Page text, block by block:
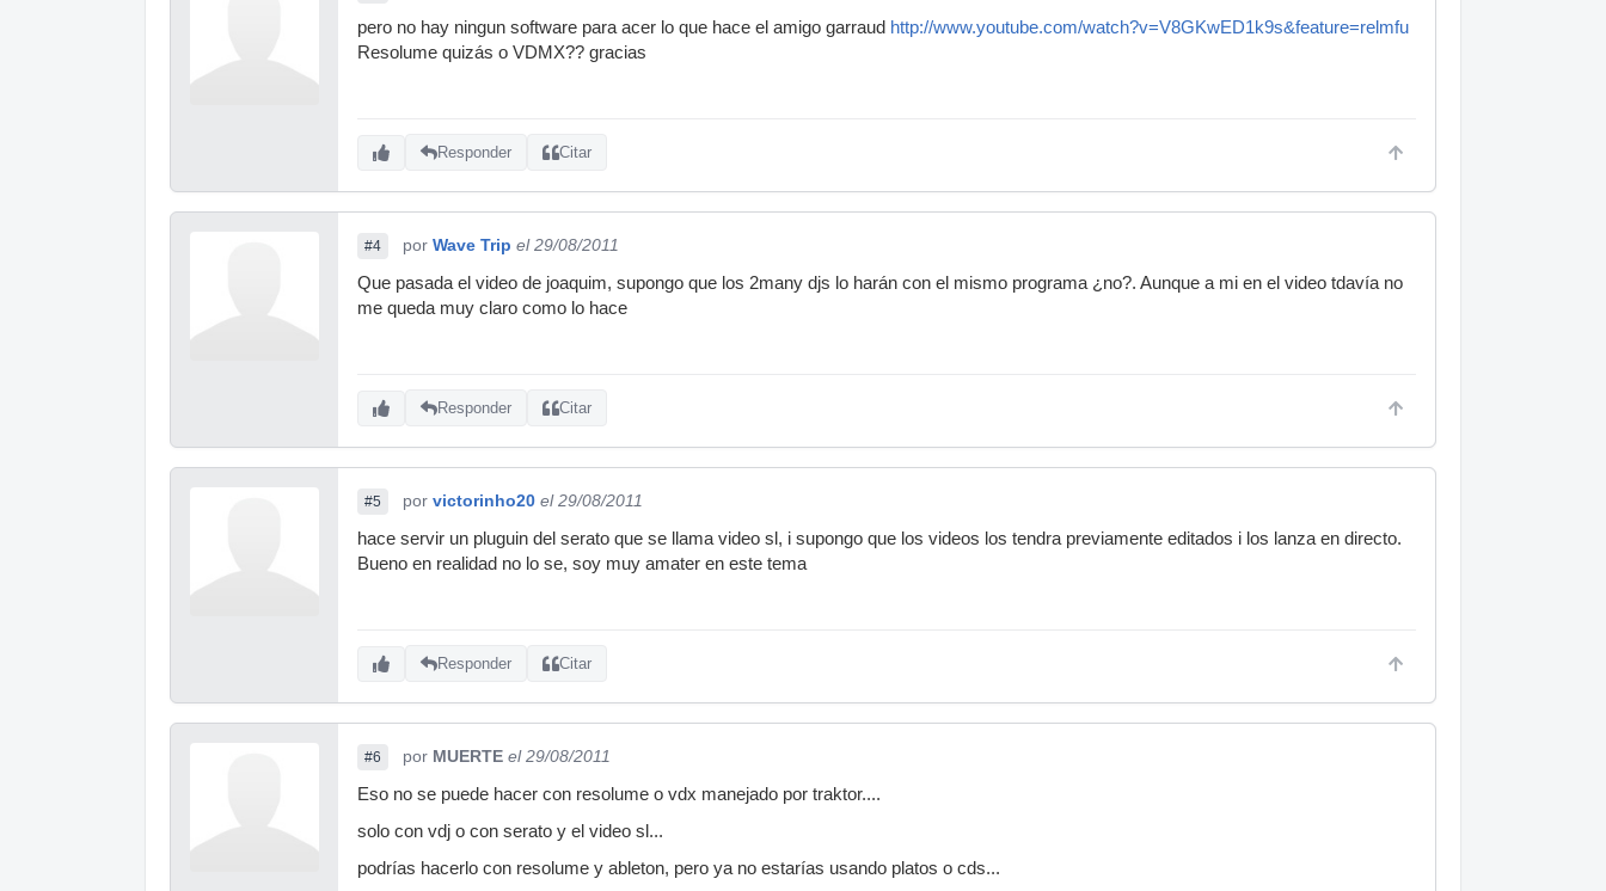
pero no hay ningun software para acer lo que hace el amigo garraud http://www.youtube.com/watch?v=V8GKwED1k9s&feature=relmfu
Resolume quizás o VDMX?? gracias
Responder Citar
#4 por Wave Trip el 29/08/2011
Que pasada el video de joaquim, supongo que los 2many djs lo harán con el mismo programa ¿no?. Aunque a mi en el video tdavía no
me queda muy claro como lo hace
Responder Citar
#5 por victorinho20 el 29/08/2011
hace servir un pluguin del serato que se llama video sl, i supongo que los videos los tendra previamente editados i los lanza en directo.
Bueno en realidad no lo se, soy muy amater en este tema
Responder Citar
#6 por MUERTE el 29/08/2011
Eso no se puede hacer con resolume o vdx manejado por traktor....
solo con vdj o con serato y el video sl...
podrías hacerlo con resolume y ableton, pero ya no estarías usando platos o cds...